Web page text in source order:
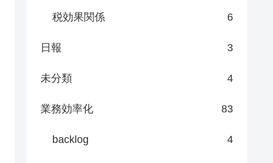
税効果関係 6
日報 3
未分類 4
業務効率化 83
backlog 4